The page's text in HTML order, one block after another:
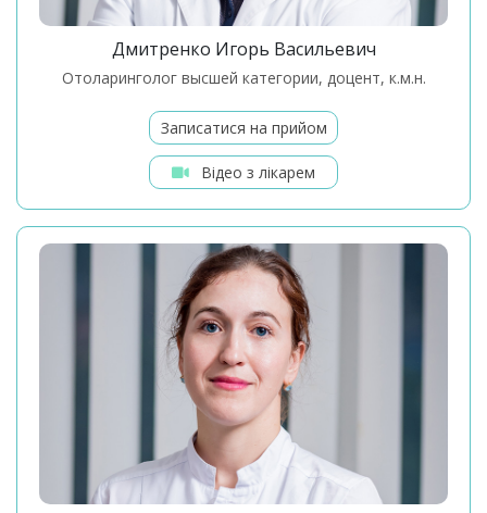
Дмитренко Игорь Васильевич
Отоларинголог высшей категории, доцент, к.м.н.
Записатися на прийом
Відео з лікарем